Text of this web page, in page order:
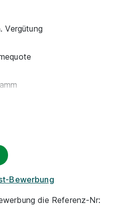
Ver­gü­tung
Bewerbung
die Referenz-Nr: